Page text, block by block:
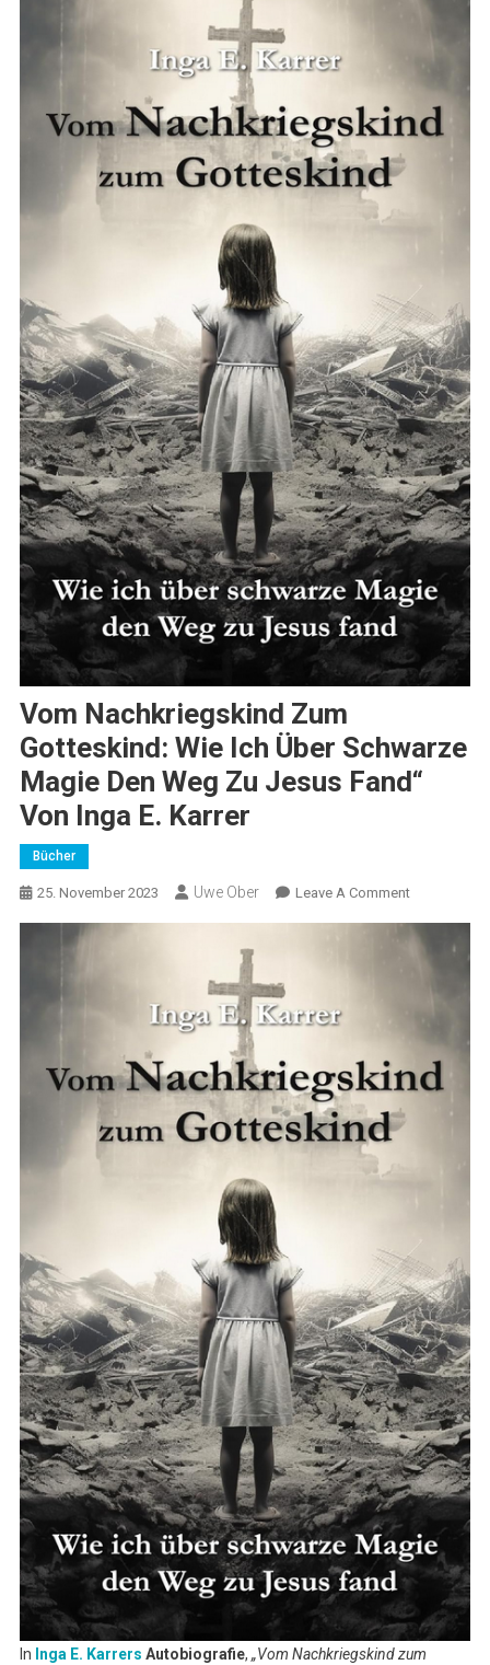
Vom Nachkriegskind Zum
Gotteskind: Wie Ich Über Schwarze
Magie Den Weg Zu Jesus Fand“
Von Inga E. Karrer
Bücher
25. November 2023 Uwe Ober Leave A CommentOn
Gotteskind:
Ich
Über
Schwarze
Von
Inga
E.
Karrer
In Inga E. Karrers Autobiografie, „Vom Nachkriegskind zum